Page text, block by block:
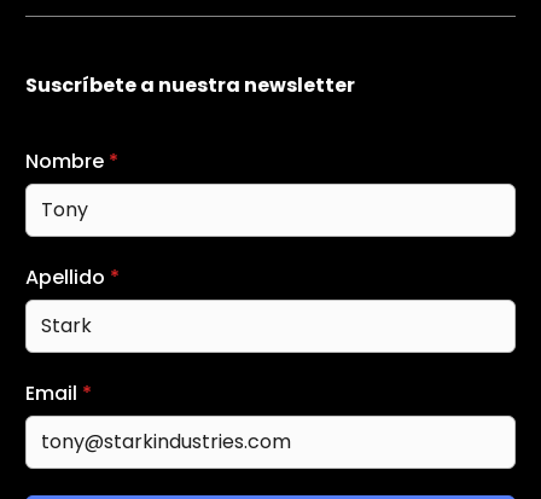
Suscríbete a nuestra newsletter
Nombre *
Apellido *
Email *